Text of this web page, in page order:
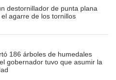
destornillador de punta plana
agarre de los tornillos
186 árboles de humedales
gobernador tuvo que asumir la